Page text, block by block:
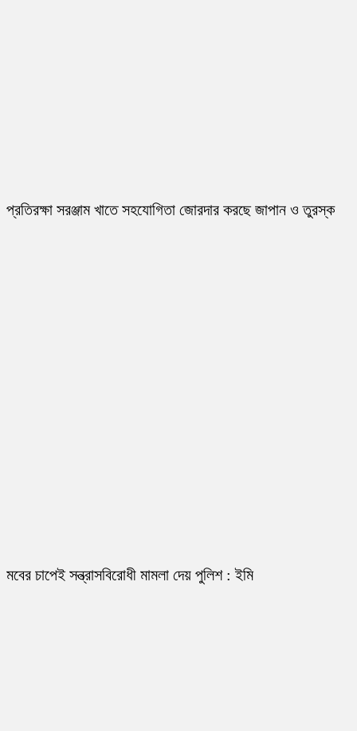
প্রতিরক্ষা সরঞ্জাম খাতে সহযোগিতা জোরদার করছে জাপান ও তুরস্ক
মবের চাপেই সন্ত্রাসবিরোধী মামলা দেয় পুলিশ : ইমি